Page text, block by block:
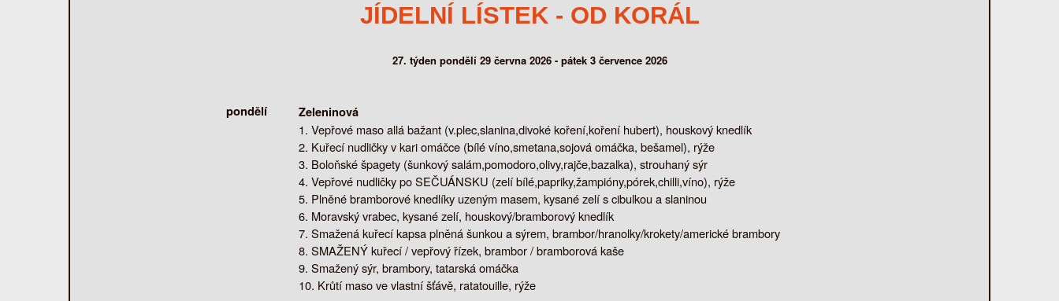
JÍDELNÍ LÍSTEK - OD KORÁL
27. týden pondělí 29 června 2026 - pátek 3 července 2026
pondělí
Zeleninová
Vepřové maso allá bažant (v.plec,slanina,divoké koření,koření hubert), houskový knedlík
Kuřecí nudličky v kari omáčce (bílé víno,smetana,sojová omáčka, bešamel), rýže
Boloňské špagety (šunkový salám,pomodoro,olivy,rajče,bazalka), strouhaný sýr
Vepřové nudličky po SEČUÁNSKU (zelí bílé,papriky,žampióny,pórek,chilli,víno), rýže
Plněné bramborové knedlíky uzeným masem, kysané zelí s cibulkou a slaninou
Moravský vrabec, kysané zelí, houskový/bramborový knedlík
Smažená kuřecí kapsa plněná šunkou a sýrem, brambor/hranolky/krokety/americké brambory
SMAŽENÝ kuřecí / vepřový řízek, brambor / bramborová kaše
Smažený sýr, brambory, tatarská omáčka
Krůtí maso ve vlastní šťávě, ratatouille, rýže